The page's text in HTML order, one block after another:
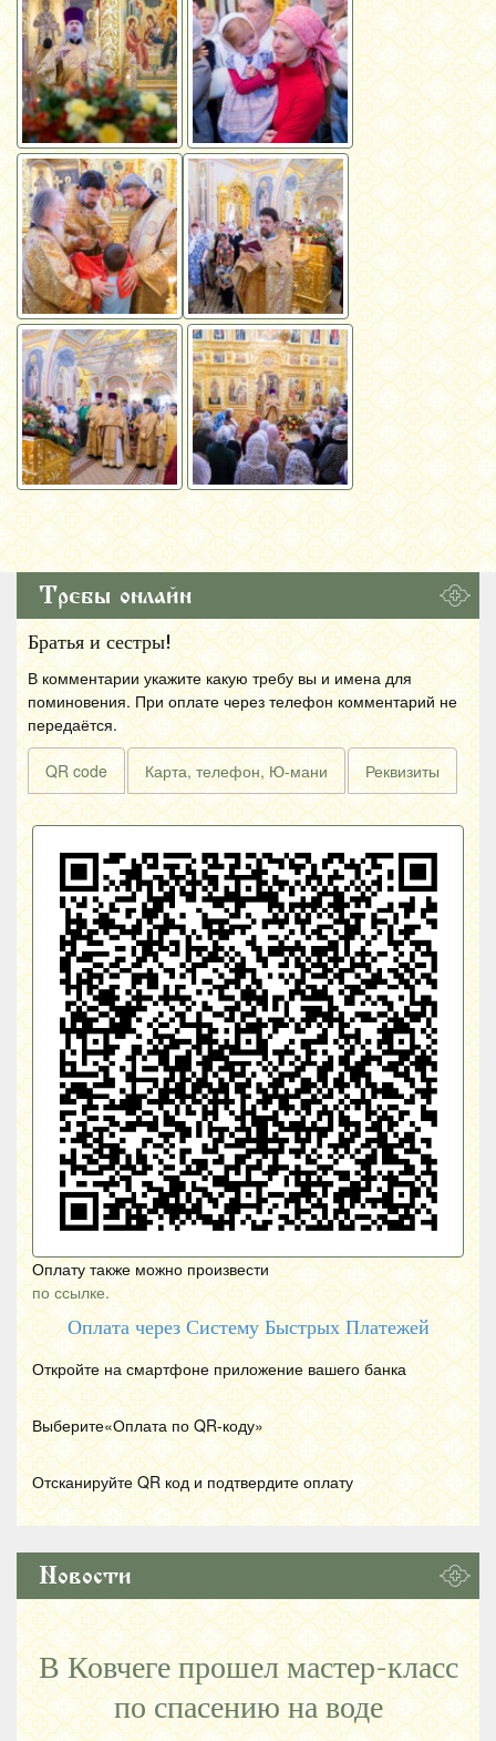
Требы онлайн
Братья и сестры!
В комментарии укажите какую требу вы и имена для
поминовения. При оплате через телефон комментарий не
передаётся.
QR code Карта, телефон, Ю-мани Реквизиты
Оплату также можно произвести
по ссылке.
Оплата через Систему Быстрых Платежей
Откройте на смартфоне приложение вашего банка
Выберите«Оплата по QR-коду»
Отсканируйте QR код и подтвердите оплату
Новости
В Ковчеге прошел мастер-класс
по спасению на воде